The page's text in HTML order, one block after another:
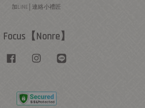
加LINE│連絡小禮匠
Focus【Nonre】
Facebook Instagram